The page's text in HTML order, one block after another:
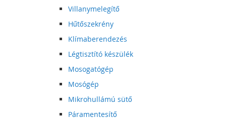
Villanymelegítő
Hűtőszekrény
Klímaberendezés
Légtisztító készülék
Mosogatógép
Mosógép
Mikrohullámú sütő
Páramentesítő